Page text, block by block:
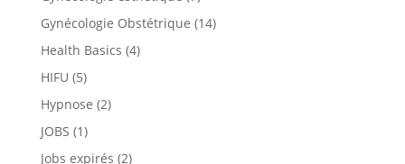
Gynécologie Obstétrique (14)
Health Basics (4)
HIFU (5)
Hypnose (2)
JOBS (1)
Jobs expirés (2)